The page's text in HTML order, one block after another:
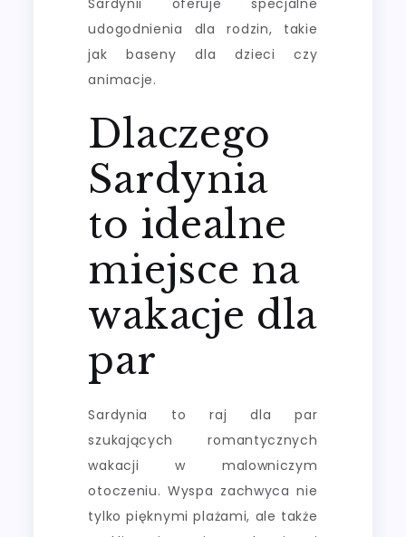
udogodnienia dla rodzin, takie
jak baseny dla dzieci czy
animacje.
Dlaczego
Sardynia
to idealne
miejsce na
wakacje dla
par
Sardynia to raj dla par
szukających romantycznych
wakacji w malowniczym
otoczeniu. Wyspa zachwyca nie
tylko pięknymi plażami, ale także